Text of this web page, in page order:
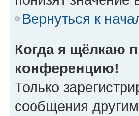
Вернуться к
Когда я щёлкаю
конференцию!
Только
сообщения